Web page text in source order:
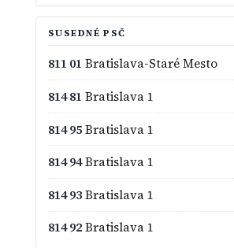
SUSEDNÉ PSČ
811 01 Bratislava-Staré Mesto
814 81 Bratislava 1
814 95Bratislava 1
814 94Bratislava 1
814 93Bratislava 1
814 92Bratislava 1